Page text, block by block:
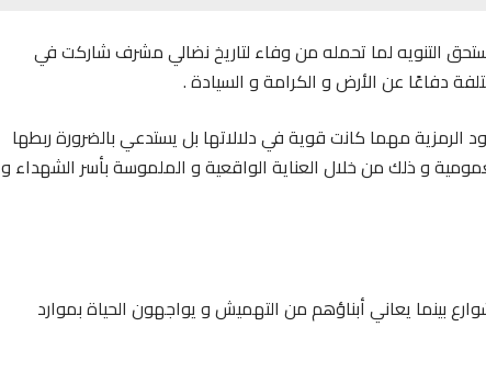
التنويه لما تحمله من وفاء لتاريخ نضالي مشرف شاركت في
دفاعًا عن الأرض و الكرامة و السيادة .
الرمزية مهما كانت قوية في دلالاتها بل يستدعي بالضرورة ربطها
و ذلك من خلال العناية الواقعية و الملموسة بأسر الشهداء و
بينما يعاني أبناؤهم من التهميش و يواجهون الحياة بموارد